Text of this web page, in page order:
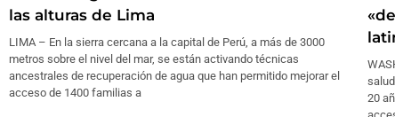
las alturas de Lima
LIMA – En la sierra cercana a la capital de Perú, a más de 3000
metros sobre el nivel del mar, se están activando técnicas
ancestrales de recuperación de agua que han permitido mejorar el
acceso de 1400 familias a
20